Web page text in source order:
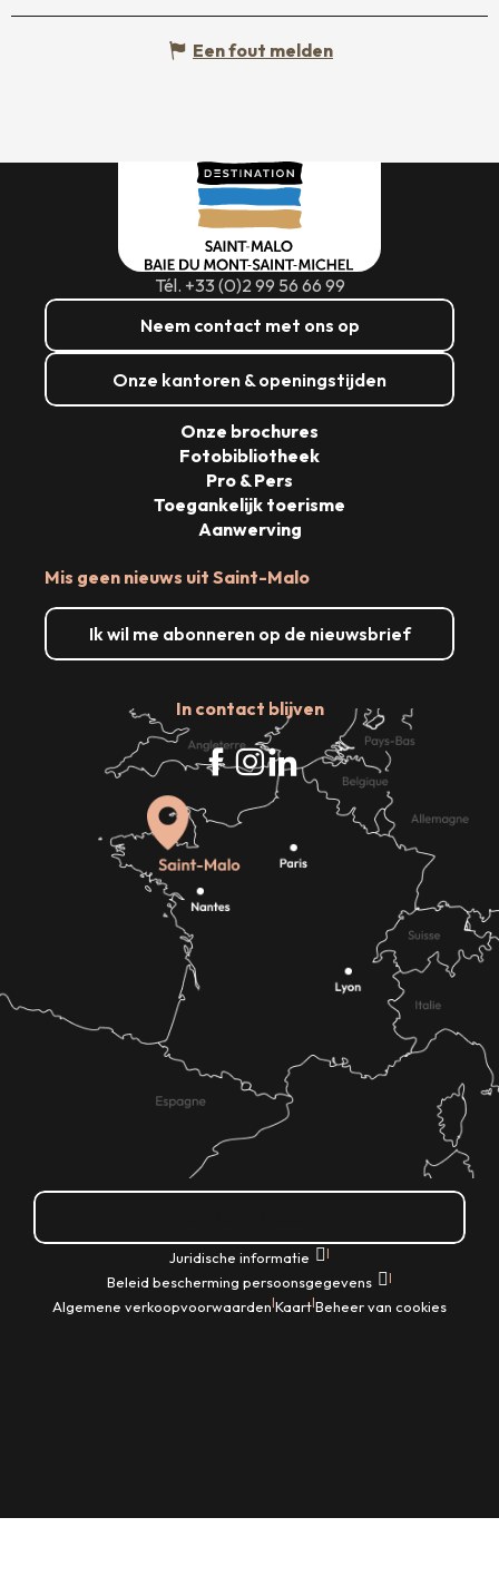
Een fout melden
Tél. +33 (0)2 99 56 66 99
Neem contact met ons op
Onze kantoren & openingstijden
Mis geen nieuws uit Saint-Malo
Ik wil me abonneren op de nieuwsbrief
In contact blijven
Onze brochures
Fotobibliotheek
Pro & Pers
Toegankelijk toerisme
Aanwerving
Juridische informatie |
Beleid bescherming persoonsgegevens |
Algemene verkoopvoorwaarden|Kaart|Beheer van cookies